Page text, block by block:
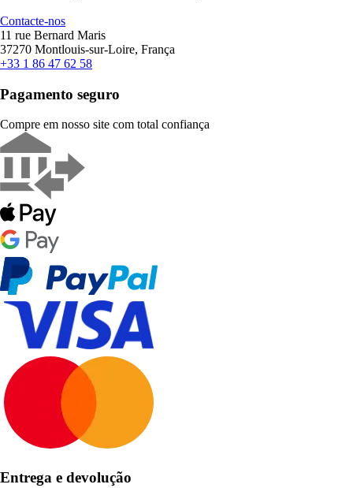
Contacte-nos
11 rue Bernard Maris
37270 Montlouis-sur-Loire, França
+33 1 86 47 62 58
Pagamento seguro
Compre em nosso site com total confiança
Entrega e devolução